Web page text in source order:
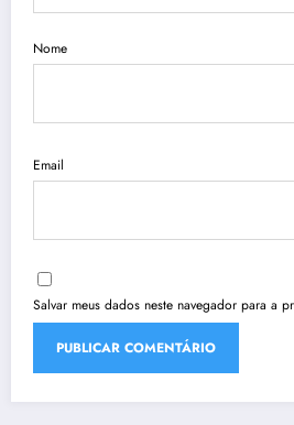
Nome
Email
Salvar meus dados neste navegador para a